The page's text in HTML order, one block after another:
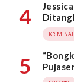
4
KRIMINAL
5